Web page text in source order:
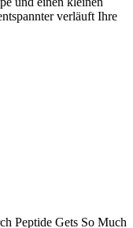
verläuft Ihre